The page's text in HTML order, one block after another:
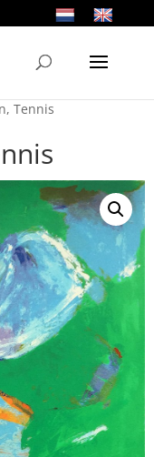
Tennis